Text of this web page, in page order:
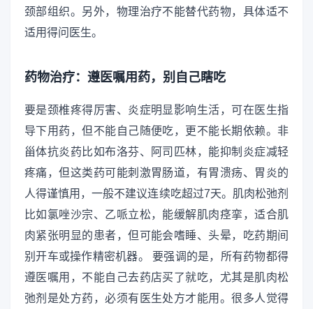
颈部组织。另外，物理治疗不能替代药物，具体适不
适用得问医生。
药物治疗：遵医嘱用药，别自己瞎吃
要是颈椎疼得厉害、炎症明显影响生活，可在医生指
导下用药，但不能自己随便吃，更不能长期依赖。非
甾体抗炎药比如布洛芬、阿司匹林，能抑制炎症减轻
疼痛，但这类药可能刺激胃肠道，有胃溃疡、胃炎的
人得谨慎用，一般不建议连续吃超过7天。肌肉松弛剂
比如氯唑沙宗、乙哌立松，能缓解肌肉痉挛，适合肌
肉紧张明显的患者，但可能会嗜睡、头晕，吃药期间
别开车或操作精密机器。 要强调的是，所有药物都得
遵医嘱用，不能自己去药店买了就吃，尤其是肌肉松
弛剂是处方药，必须有医生处方才能用。很多人觉得